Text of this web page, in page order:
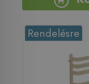
Rendelésre